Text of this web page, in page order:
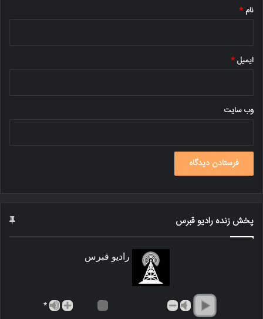
نام *
ایمیل*
وب‌ سایت
پخش زنده رادیو قبرس
رادیو قبرس
*